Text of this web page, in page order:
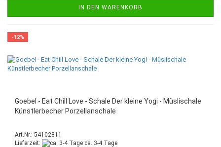
IN DEN WARENKORB
-12%
Goebel - Eat Chill Love - Schale Der kleine Yogi - Müslischale
Künstlerbecher Porzellanschale
Art.Nr.: 54102811
Lieferzeit:
ca. 3-4 Tage